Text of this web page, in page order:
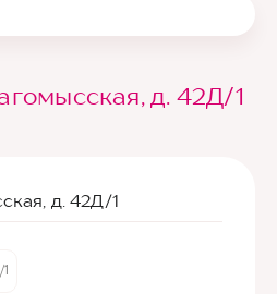
д. 42Д/1
д. 42Д/1